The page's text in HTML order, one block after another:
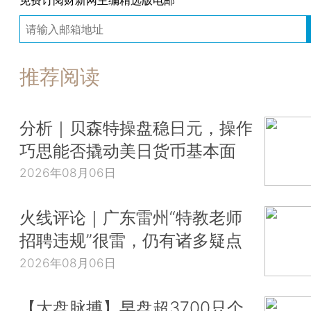
推荐阅读
分析｜贝森特操盘稳日元，操作
巧思能否撬动美日货币基本面
2026年08月06日
火线评论｜广东雷州“特教老师
招聘违规”很雷，仍有诸多疑点
2026年08月06日